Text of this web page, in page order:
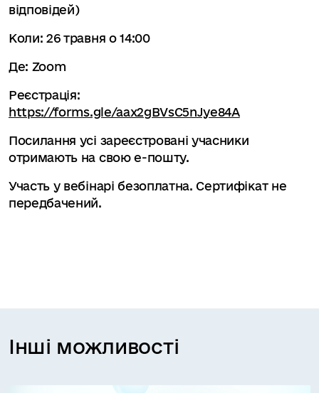
відповідей)
Коли: 26 травня о 14:00
Де: Zoom
Реєстрація:
https://forms.gle/aax2gBVsC5nJye84A
Посилання усі зареєстровані учасники
отримають на свою е-пошту.
Участь у вебінарі безоплатна. Сертифікат не
передбачений.
Інші можливості